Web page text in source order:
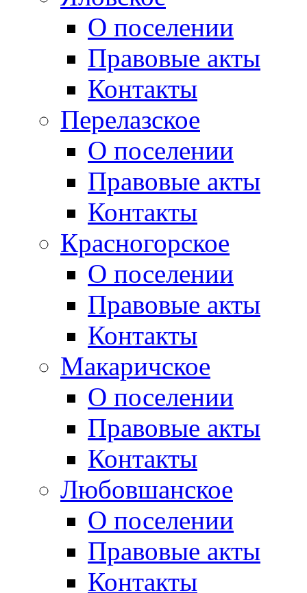
О поселении
Правовые акты
Контакты
Перелазское
О поселении
Правовые акты
Контакты
Красногорское
О поселении
Правовые акты
Контакты
Макаричское
О поселении
Правовые акты
Контакты
Любовшанское
О поселении
Правовые акты
Контакты